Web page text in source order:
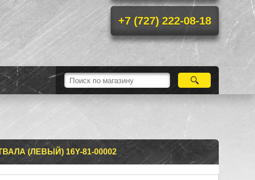
+7 (727) 222-08-18
(ЛЕВЫЙ) 16Y-81-00002